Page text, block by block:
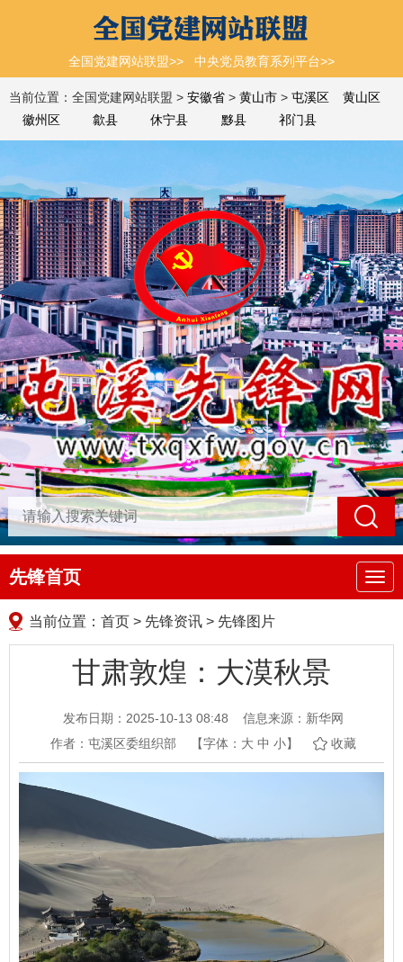
全国党建网站联盟>> 中央党员教育系列平台>>
当前位置：全国党建网站联盟 > 安徽省 > 黄山市 > 屯溪区
黄山区
徽州区
歙县 休宁县 黟县 祁门县
导
航
先锋首页
当前位置： 首页 > 先锋资讯 > 先锋图片
甘肃敦煌：大漠秋景
发布日期：2025-10-13 08:48
信息来源：新华网
作者：屯溪区委组织部
【字体： 大 中 小】 收藏